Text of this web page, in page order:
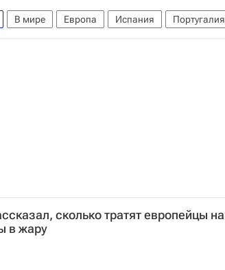
В мире Европа Испания Португалия
сколько тратят европейцы на
в жару